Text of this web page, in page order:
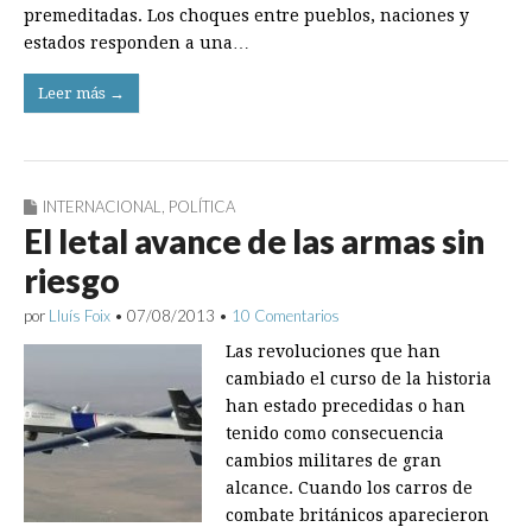
premeditadas. Los choques entre pueblos, naciones y
estados responden a una…
Leer más →
INTERNACIONAL, POLÍTICA
El letal avance de las armas sin
riesgo
por Lluís Foix • 07/08/2013 • 10 Comentarios
Las revoluciones que han
cambiado el curso de la historia
han estado precedidas o han
tenido como consecuencia
cambios militares de gran
alcance. Cuando los carros de
combate británicos aparecieron